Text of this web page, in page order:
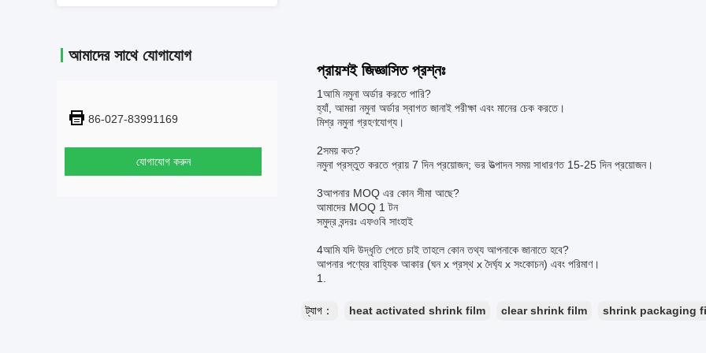
আমাদের সাথে যোগাযোগ
86-027-83991169
যোগাযোগ করুন
প্রায়শই জিজ্ঞাসিত প্রশ্নঃ
1আমি নমুনা অর্ডার করতে পারি?
হ্যাঁ, আমরা নমুনা অর্ডার স্বাগত জানাই পরীক্ষা এবং মানের চেক করতে।
মিশ্র নমুনা গ্রহণযোগ্য।
2সময় কত?
নমুনা প্রস্তুত করতে প্রায় 7 দিন প্রয়োজন; ভর উত্পাদন সময় সাধারণত 15-25 দিন প্রয়োজন।
3আপনার MOQ এর কোন সীমা আছে?
আমাদের MOQ 1 টন
সমুদ্র বন্দরঃ এফওবি সাংহাই
4আমি যদি উদ্ধৃতি পেতে চাই তাহলে কোন তথ্য আপনাকে জানাতে হবে?
আপনার পণ্যের বাহ্যিক আকার (ঘন x প্রস্থ x দৈর্ঘ্য x সংকোচন) এবং পরিমাণ।
ট্যাগ： heat activated shrink film clear shrink film shrink packaging